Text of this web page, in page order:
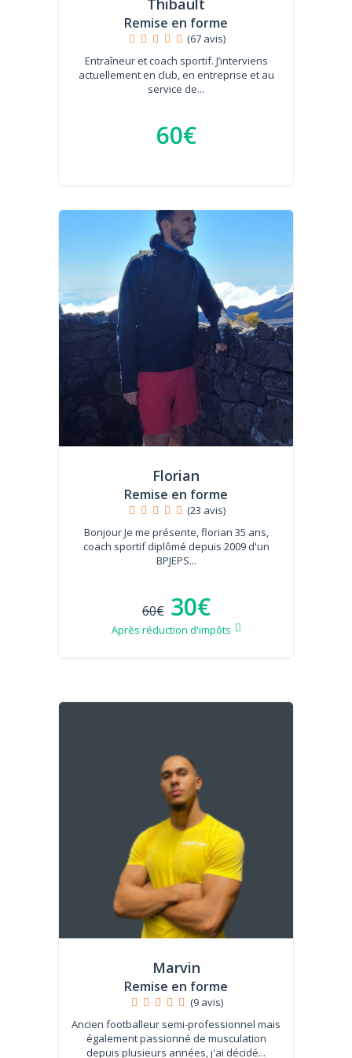
Remise en forme
(67 avis)
Entraîneur et coach sportif. J’interviens
actuellement en club, en entreprise et au
service de...
60€
Florian
Remise en forme
(23 avis)
Bonjour Je me présente, florian 35 ans,
coach sportif diplômé depuis 2009 d'un
BPJEPS...
60€ 30€
Après réduction d'impôts
Marvin
Remise en forme
(9 avis)
Ancien footballeur semi-professionnel mais
également passionné de musculation
depuis plusieurs années, j'ai décidé...